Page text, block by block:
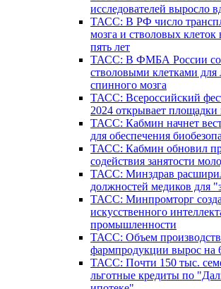
исследователей выросло
ТАСС: В РФ число
мозга и стволовых клеток
пять лет
ТАСС: В ФМБА России
стволовыми клетками для
спинного мозга
ТАСС: Всероссийский
2024 открывает площадки
ТАСС: Кабмин начнет
для обеспечения
ТАСС: Кабмин обновил
содействия занятости
ТАСС: Минздрав
должностей медиков для
ТАСС: Минпромторг
искусственного
промышленности
ТАСС: Объем
фармпродукции вырос на
ТАСС: Почти 150 тыс.
льготные кредиты по